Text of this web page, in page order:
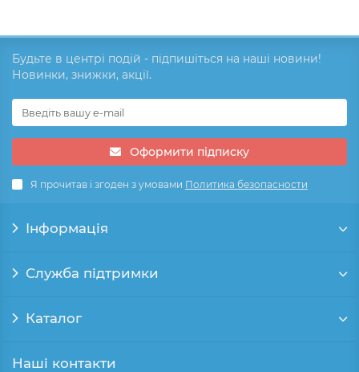
Будьте в центрі подій - підпишіться на наші новини!
Новинки, знижки, акції.
Оформити підписку
Я прочитав і згоден з умовами Политика безопасности
Інформація
Служба підтримки
Каталог
Наші контакти